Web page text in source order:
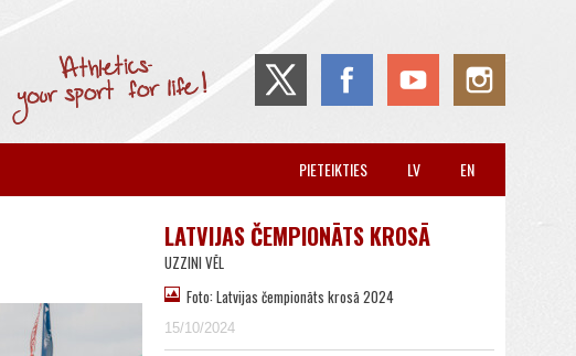
EN
LV
PIETEIKTIES
LATVIJAS ČEMPIONĀTS KROSĀ
UZZINI VĒL
Foto: Latvijas čempionāts krosā 2024
15/10/2024